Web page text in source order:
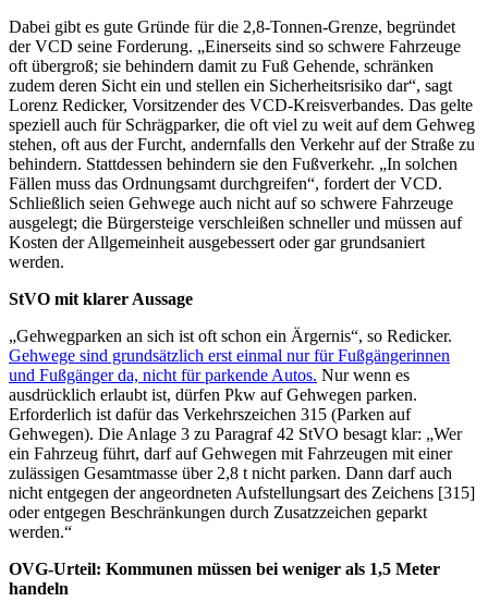
Dabei gibt es gute Gründe für die 2,8-Tonnen-Grenze, begründet
der VCD seine Forderung. „Einerseits sind so schwere Fahrzeuge
oft übergroß; sie behindern damit zu Fuß Gehende, schränken
zudem deren Sicht ein und stellen ein Sicherheitsrisiko dar“, sagt
Lorenz Redicker, Vorsitzender des VCD-Kreisverbandes. Das gelte
speziell auch für Schrägparker, die oft viel zu weit auf dem Gehweg
stehen, oft aus der Furcht, andernfalls den Verkehr auf der Straße zu
behindern. Stattdessen behindern sie den Fußverkehr. „In solchen
Fällen muss das Ordnungsamt durchgreifen“, fordert der VCD.
Schließlich seien Gehwege auch nicht auf so schwere Fahrzeuge
ausgelegt; die Bürgersteige verschleißen schneller und müssen auf
Kosten der Allgemeinheit ausgebessert oder gar grundsaniert
werden.
StVO mit klarer Aussage
„Gehwegparken an sich ist oft schon ein Ärgernis“, so Redicker.
Gehwege sind grundsätzlich erst einmal nur für Fußgängerinnen
und Fußgänger da, nicht für parkende Autos. Nur wenn es
ausdrücklich erlaubt ist, dürfen Pkw auf Gehwegen parken.
Erforderlich ist dafür das Verkehrszeichen 315 (Parken auf
Gehwegen). Die Anlage 3 zu Paragraf 42 StVO besagt klar: „Wer
ein Fahrzeug führt, darf auf Gehwegen mit Fahrzeugen mit einer
zulässigen Gesamtmasse über 2,8 t nicht parken. Dann darf auch
nicht entgegen der angeordneten Aufstellungsart des Zeichens [315]
oder entgegen Beschränkungen durch Zusatzzeichen geparkt
werden.“
OVG-Urteil: Kommunen müssen bei weniger als 1,5 Meter
handeln